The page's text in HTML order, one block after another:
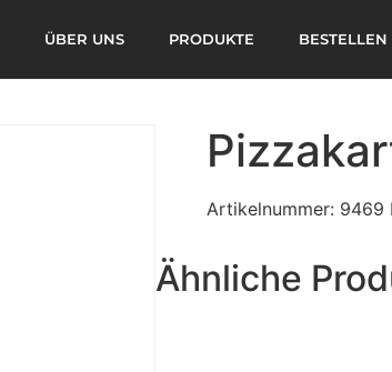
ÜBER UNS PRODUKTE BESTELLEN
Artikelnummer: 9469
Ähnliche